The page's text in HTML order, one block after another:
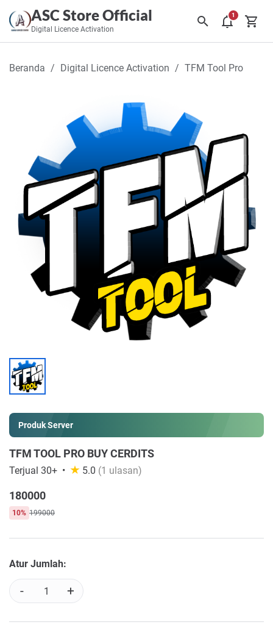
ASC Store Official
Digital Licence Activation
Beranda Digital Licence Activation TFM Tool Pro
Produk Server
TFM TOOL PRO BUY CERDITS
Terjual 30+ 5.0 (1 ulasan)
180000
10% 199000
Atur Jumlah:
- +